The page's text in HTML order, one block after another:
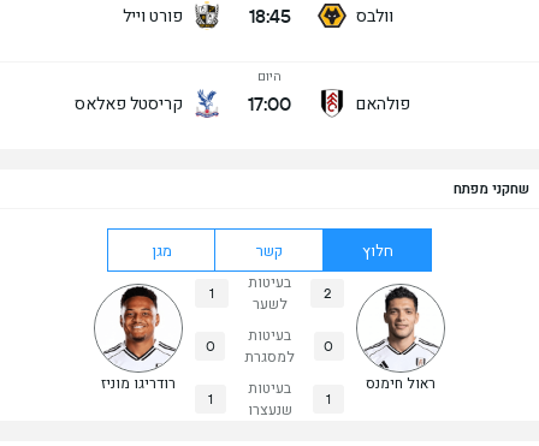
וולבס 18:45 פורט וייל
פולהאם
היום
17:00 קריסטל פאלאס
שחקני מפתח
חלוץ קשר מגן
ראול חימנס
2
בעיטות
לשער
1
0
בעיטות
למסגרת
0
1
בעיטות
שנעצרו
1
רודריגו מוניז